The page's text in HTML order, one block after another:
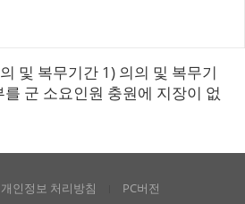
및 복무기간 1) 의의 및 복무기
군 소요인원 충원에 지장이 없
개인정보 처리방침 PC버전